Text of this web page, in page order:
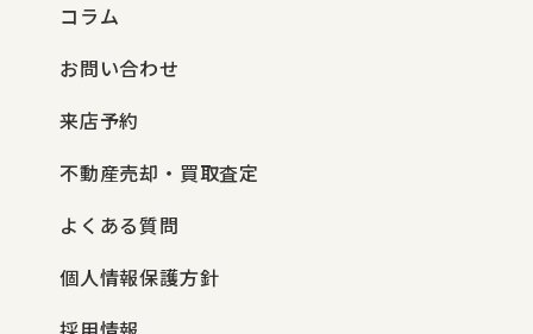
コラム
お問い合わせ
来店予約
不動産売却・買取査定
よくある質問
個人情報保護方針